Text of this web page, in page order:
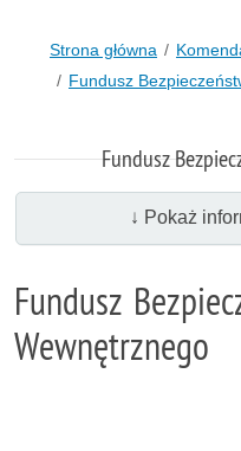
Strona główna
Fundusz
Fundusz
↓ Pokaż
Fundusz
Wewnętrznego